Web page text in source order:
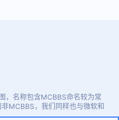
，名称包含MCBBS命名较为常
MCBBS，我们同样也与微软和